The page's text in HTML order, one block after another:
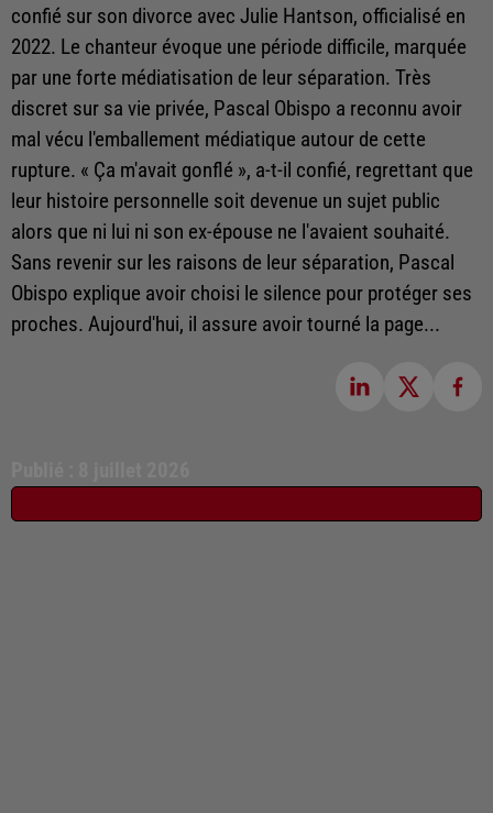
confié sur son divorce avec Julie Hantson, officialisé en
2022. Le chanteur évoque une période difficile, marquée
par une forte médiatisation de leur séparation. Très
discret sur sa vie privée, Pascal Obispo a reconnu avoir
mal vécu l'emballement médiatique autour de cette
rupture. « Ça m'avait gonflé », a-t-il confié, regrettant que
leur histoire personnelle soit devenue un sujet public
alors que ni lui ni son ex-épouse ne l'avaient souhaité.
Sans revenir sur les raisons de leur séparation, Pascal
Obispo explique avoir choisi le silence pour protéger ses
proches. Aujourd'hui, il assure avoir tourné la page...